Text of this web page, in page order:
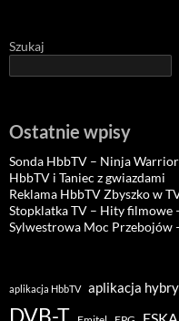
Szukaj
Ostatnie wpisy
Sonda HbbTV – Ninja
HbbTV i Taniec z gwiazdami
Reklama HbbTV Zbyszko w
Stopklatka TV – Hity filmowe
Sylwestrowa Moc Przebojów
aplikacja HbbTV aplikacja
DVB-T